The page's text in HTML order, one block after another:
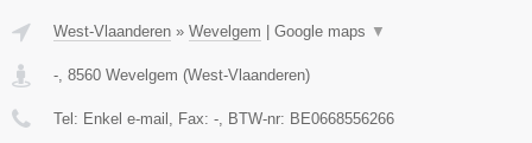
West-Vlaanderen » Wevelgem Google maps ▼
-, 8560 Wevelgem (West-Vlaanderen)
Tel: Enkel e-mail , Fax: -, BTW-nr: BE0668556266